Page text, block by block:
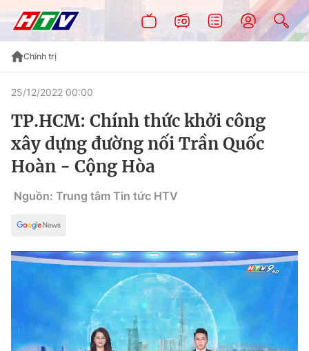
Chính trị
25/12/2022 00:00
TP.HCM: Chính thức khởi công
xây dựng đường nối Trần Quốc
Hoàn - Cộng Hòa
Nguồn: Trung tâm Tin tức HTV